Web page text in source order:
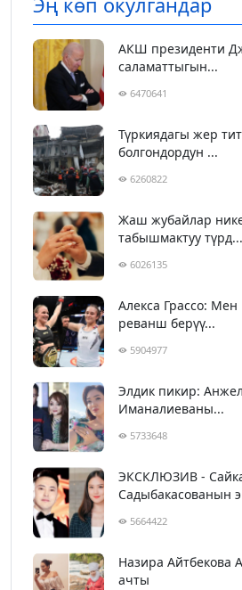
АКШ президенти
саламаттыгын...
6470641
Түркиядагы жер
болгондордун ...
6260822
Жаш жубайлар
табышмактуу түрд...
6026135
Алекса Грассо:
реванш берүү...
5904977
Элдик пикир:
Иманалиеваны...
5733648
ЭКСКЛЮЗИВ -
Садыбакасованын
5664422
Назира Айтбекова
ачты